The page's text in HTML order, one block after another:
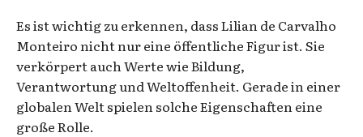
Es ist wichtig zu erkennen, dass Lilian de Carvalho
Monteiro nicht nur eine öffentliche Figur ist. Sie
verkörpert auch Werte wie Bildung,
Verantwortung und Weltoffenheit. Gerade in einer
globalen Welt spielen solche Eigenschaften eine
große Rolle.